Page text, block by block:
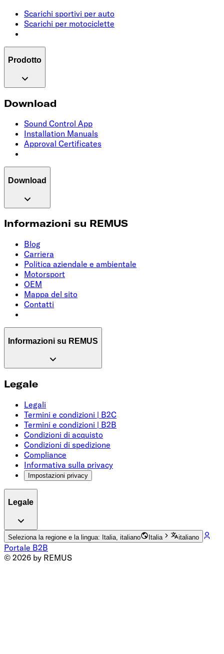
Scarichi sportivi per auto
Scarichi per motociclette
Prodotto
Download
Sound Control App
Installation Manuals
Approval Certificates
Download
Informazioni su REMUS
Blog
Carriera
Politica aziendale e ambientale
Motorsport
OEM
Mappa del sito
Contatti
Informazioni su REMUS
Legale
Legali
Termini e condizioni | B2C
Termini e condizioni | B2B
Condizioni di acquisto
Condizioni di spedizione
Compliance
Informativa sulla privacy
Impostazioni privacy
Legale
Seleziona la regione e la lingua: Italia, italiano Italia italiano
Portale B2B
© 2026 by REMUS